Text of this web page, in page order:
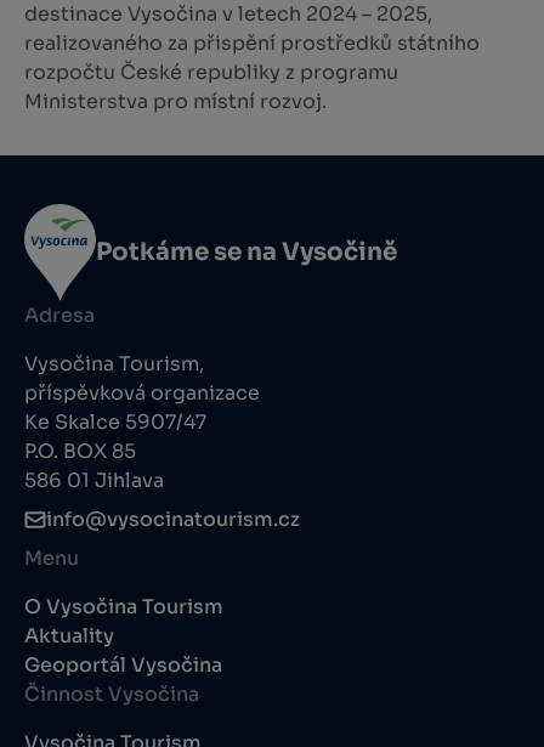
destinace Vysočina v letech 2024 – 2025,
realizovaného za přispění prostředků státního
rozpočtu České republiky z programu
Ministerstva pro místní rozvoj.
Potkáme se na Vysočině
Adresa
Vysočina Tourism,
příspěvková organizace
Ke Skalce 5907/47
P.O. BOX 85
586 01 Jihlava
info@vysocinatourism.cz
Menu
O Vysočina Tourism
Aktuality
Geoportál Vysočina
Činnost Vysočina